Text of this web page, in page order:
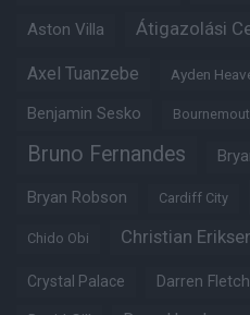
Aston Villa Átigazolási
Axel Tuanzebe Ayden
Benjamin Sesko
Bruno Fernandes
Bryan Robson Cardiff City
Chido Obi Christian
Crystal Palace Darren